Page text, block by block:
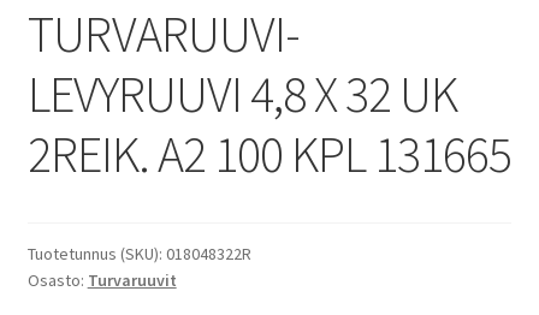
TURVARUUVI-
LEVYRUUVI 4,8 X 32 UK
2REIK. A2 100 KPL 131665
Tuotetunnus (SKU): 018048322R
Osasto: Turvaruuvit